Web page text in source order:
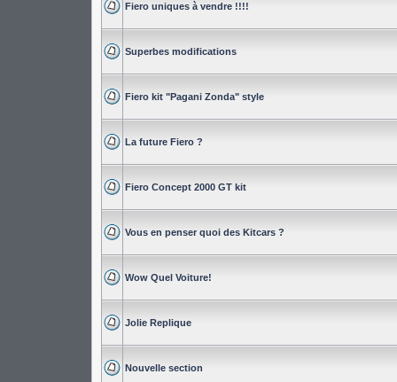
Fiero uniques à vendre !!!!
Superbes modifications
Fiero kit "Pagani Zonda" style
La future Fiero ?
Fiero Concept 2000 GT kit
Vous en penser quoi des Kitcars ?
Wow Quel Voiture!
Jolie Replique
Nouvelle section